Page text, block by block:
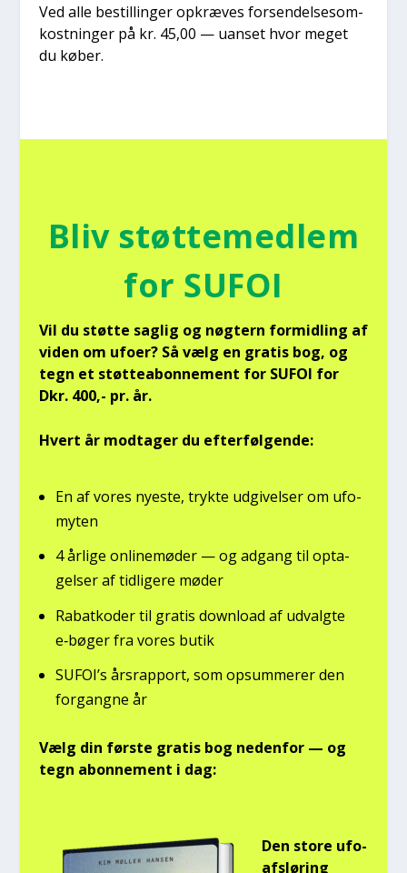
Ved alle bestil­lin­ger opkræ­ves for­sen­del­ses­om­
kost­nin­ger på kr. 45,00 — uan­set hvor meget
du køber.
Bliv støt­te­med­lem
for SUFOI
Vil du støt­te sag­lig og nøg­tern for­mid­ling af
viden om ufo­er? Så vælg en gra­tis bog, og
tegn et støt­tea­bon­ne­ment for SUFOI for
Dkr. 400,- pr. år.
Hvert år mod­ta­ger du efter­føl­gen­de:
En af vores nye­ste, tryk­te udgi­vel­ser om ufo­
myten
4 årli­ge onli­ne­mø­der — og adgang til opta­
gel­ser af tid­li­ge­re møder
Rabat­ko­der til gra­tis down­lo­ad af udvalg­te
e‑bøger fra vores butik
SUFOI’s års­rap­port, som opsum­me­rer den
for­gang­ne år
Vælg din før­ste gra­tis bog neden­for — og
tegn abon­ne­ment i dag:
Den sto­re ufo-
afslø­ring